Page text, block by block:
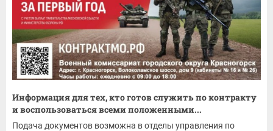
Информация для тех, кто готов служить по контракту
и воспользоваться всеми положенными...
Подача документов возможна в отделы управления по